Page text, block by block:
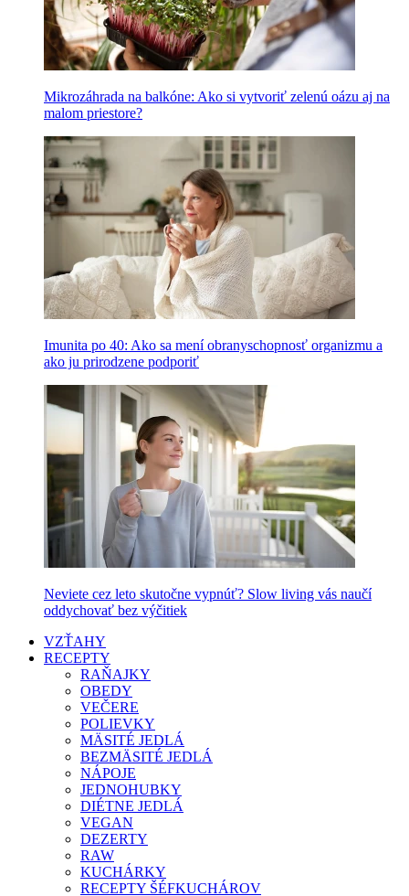
Mikrozáhrada na balkóne: Ako si vytvoriť zelenú oázu aj na
malom priestore?
Imunita po 40: Ako sa mení obranyschopnosť organizmu a
ako ju prirodzene podporiť
Neviete cez leto skutočne vypnúť? Slow living vás naučí
oddychovať bez výčitiek
VZŤAHY
RECEPTY
RAŇAJKY
OBEDY
VEČERE
POLIEVKY
MÄSITÉ JEDLÁ
BEZMÄSITÉ JEDLÁ
NÁPOJE
JEDNOHUBKY
DIÉTNE JEDLÁ
VEGAN
DEZERTY
RAW
KUCHÁRKY
RECEPTY ŠÉFKUCHÁROV